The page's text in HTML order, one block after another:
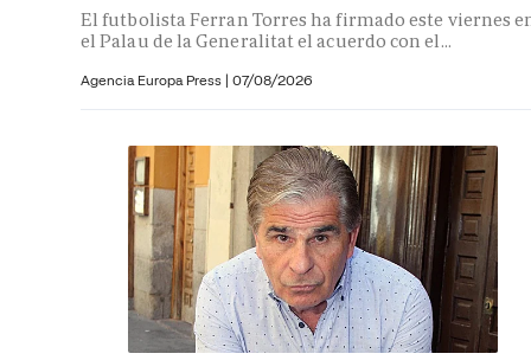
El futbolista Ferran Torres ha firmado este viernes
el Palau de la Generalitat el acuerdo con el...
Agencia Europa Press | 07/08/2026